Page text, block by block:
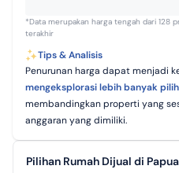
*Data merupakan harga tengah dari 128
terakhir
Tips & Analisis
Penurunan harga dapat menjadi
mengeksplorasi lebih banyak
membandingkan properti yang
anggaran yang dimiliki.
Pilihan Rumah Dijual di